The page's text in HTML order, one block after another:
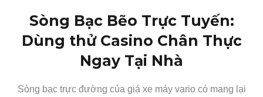
Sòng Bạc Bẽo Trực Tuyến:
Dùng thử Casino Chân Thực
Ngay Tại Nhà
Sòng bạc trực đường của giá xe máy vario có mang lại